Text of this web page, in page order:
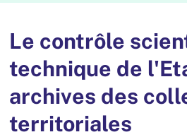
Le contrôle
technique de
archives des
territoriales